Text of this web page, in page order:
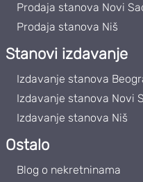
Prodaja stanova Novi
Prodaja stanova Niš
Stanovi izdavanje
Izdavanje stanova
Izdavanje stanova Novi
Izdavanje stanova Niš
Ostalo
Blog o nekretninama